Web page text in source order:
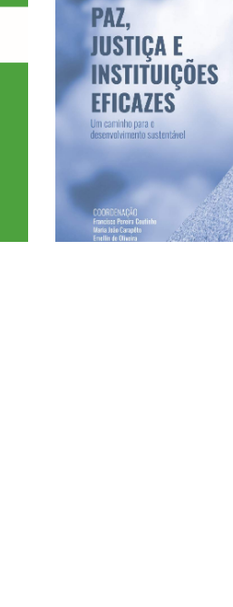
Coordenação:
Pereira
João Carapêto;
de Oliveira:
Conferência –
Justiça e
Eficazes – Um
para o
sustentável